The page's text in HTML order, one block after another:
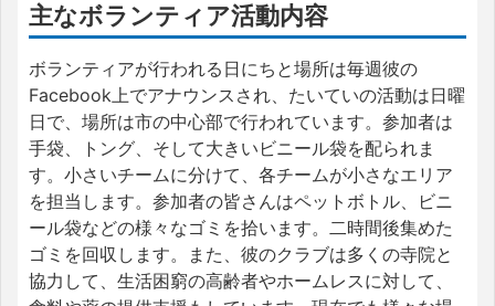
主なボランティア活動内容
ボランティアが行われる日にちと場所は毎週彼の
Facebook上でアナウンスされ、たいていの活動は日曜
日で、場所は市の中心部で行われています。参加者は
手袋、トング、そして大きいビニール袋を配られま
す。小さいチームに分けて、各チームが小さなエリア
を担当します。参加者の皆さんはペットボトル、ビニ
ール袋などの様々なゴミを拾います。二時間後集めた
ゴミを回収します。また、彼のクラブは多くの寺院と
協力して、生活困窮の高齢者やホームレスに対して、